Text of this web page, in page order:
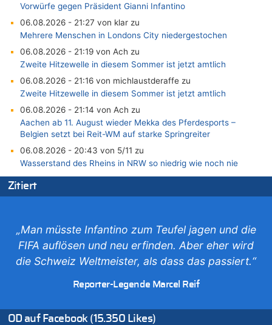
Vorwürfe gegen Präsident Gianni Infantino
06.08.2026 - 21:27 von klar zu
Mehrere Menschen in Londons City niedergestochen
06.08.2026 - 21:19 von Ach zu
Zweite Hitzewelle in diesem Sommer ist jetzt amtlich
06.08.2026 - 21:16 von michlaustderaffe zu
Zweite Hitzewelle in diesem Sommer ist jetzt amtlich
06.08.2026 - 21:14 von Ach zu
Aachen ab 11. August wieder Mekka des Pferdesports –
Belgien setzt bei Reit-WM auf starke Springreiter
06.08.2026 - 20:43 von 5/11 zu
Wasserstand des Rheins in NRW so niedrig wie noch nie
06.08.2026 - 20:35 von Wolfgang2 zu
Zurück an den Rhein: Hendrich wechselt zum 1. FC Köln
Zweite Hitzewelle in diesem Sommer ist jetzt amtlich
06.08.2026 - 19:14 von JoKrings zu
Zweite Hitzewelle in diesem Sommer ist jetzt amtlich
Felice Mazzu soll Cheftrainer der AS Eupen werden
Zitiert
„Man müsste Infantino zum Teufel jagen und die
FIFA auflösen und neu erfinden. Aber eher wird
die Schweiz Weltmeister, als dass das passiert.“
Reporter-Legende Marcel Reif
OD auf Facebook (15.350 Likes)